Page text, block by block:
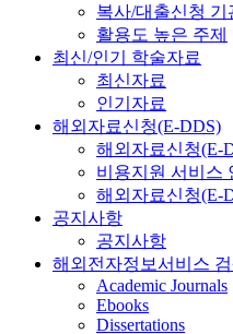
복사/대출신청 기
활용도 높은 주제
최신/인기 학술자료
최신자료
인기자료
해외자료신청(E-DDS)
해외자료신청(E-
비용지원 서비스
해외자료신청(E-
공지사항
공지사항
해외전자정보서비스
Academic Journals
Ebooks
Dissertations